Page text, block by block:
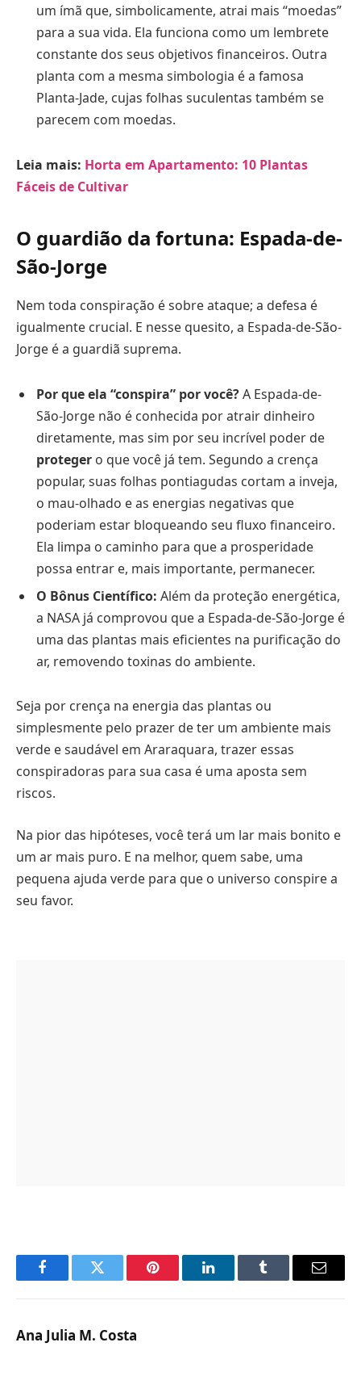
um ímã que, simbolicamente, atrai mais “moedas”
para a sua vida. Ela funciona como um lembrete
constante dos seus objetivos financeiros. Outra
planta com a mesma simbologia é a famosa
Planta-Jade, cujas folhas suculentas também se
parecem com moedas.
Leia mais: Horta em Apartamento: 10 Plantas
Fáceis de Cultivar
O guardião da fortuna: Espada-de-
São-Jorge
Nem toda conspiração é sobre ataque; a defesa é
igualmente crucial. E nesse quesito, a Espada-de-São-
Jorge é a guardiã suprema.
Por que ela “conspira” por você?A Espada-de-
São-Jorge não é conhecida por atrair dinheiro
diretamente, mas sim por seu incrível poder de
proteger o que você já tem. Segundo a crença
popular, suas folhas pontiagudas cortam a inveja,
o mau-olhado e as energias negativas que
poderiam estar bloqueando seu fluxo financeiro.
Ela limpa o caminho para que a prosperidade
possa entrar e, mais importante, permanecer.
O Bônus Científico: Além da proteção energética,
a NASA já comprovou que a Espada-de-São-Jorge é
uma das plantas mais eficientes na purificação do
ar, removendo toxinas do ambiente.
Seja por crença na energia das plantas ou
simplesmente pelo prazer de ter um ambiente mais
verde e saudável em Araraquara, trazer essas
conspiradoras para sua casa é uma aposta sem
riscos.
Na pior das hipóteses, você terá um lar mais bonito e
um ar mais puro. E na melhor, quem sabe, uma
pequena ajuda verde para que o universo conspire a
seu favor.
FacebookTwitter Pinterest LinkedInTumblr Email
Ana Julia M. Costa